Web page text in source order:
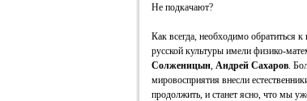
Не подкачают?
Как всегда, необходимо обратиться
русской культуры имели физико-
Солженицын, Андрей Сахаров.
мировосприятия внесли
продолжить, и станет ясно, что мы